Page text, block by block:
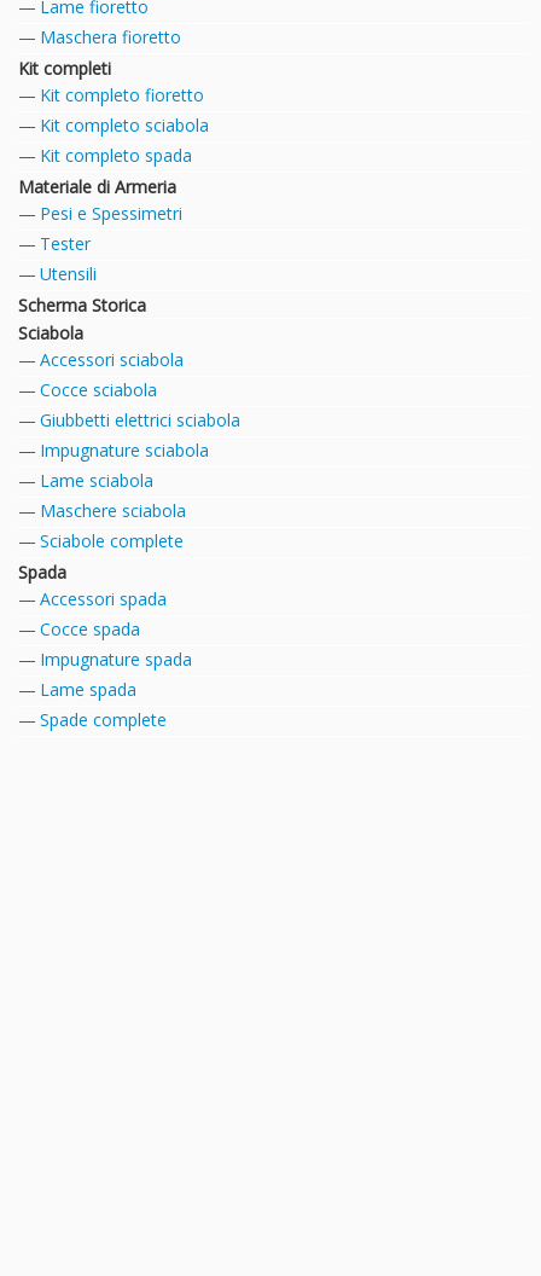
Lame fioretto
Maschera fioretto
Kit completi
Kit completo fioretto
Kit completo sciabola
Kit completo spada
Materiale di Armeria
Pesi e Spessimetri
Tester
Utensili
Scherma Storica
Sciabola
Accessori sciabola
Cocce sciabola
Giubbetti elettrici sciabola
Impugnature sciabola
Lame sciabola
Maschere sciabola
Sciabole complete
Spada
Accessori spada
Cocce spada
Impugnature spada
Lame spada
Spade complete